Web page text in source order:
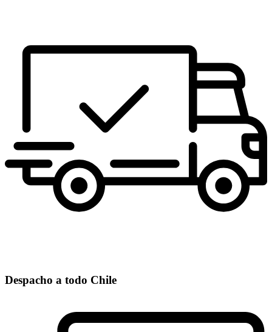
Despacho a todo Chile